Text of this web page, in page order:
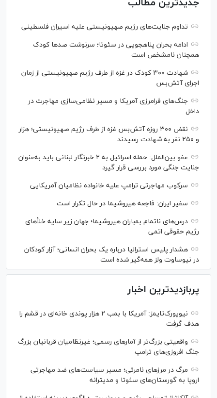
جدیدترین مطالب
تداوم جنایت‌های رژیم صهیونیستی علیه اسیران فلسطینی
ادامه بحران پناهجویی در سئوتا؛ سرنوشت صدها کودک
همچنان نامشخص است
شهادت ۳۰۰ کودک در غزه از طرف رژیم صهیونیستی از زمان
اجرای آتش‌بس
جنگ‌های فرامرزی آمریکا و مسیر نظامی‌سازی مهاجرت در
داخل
نقض ۳۰۰ روزه آتش‌بس غزه از طرف رژیم صهیونیستی؛ هزار
و ۲۵۰ نفر به شهادت رسیدند
عفو بین‌الملل: حمله اسرائیل به ۲ خبرنگار لبنانی باید به‌عنوان
جنایت جنگی مورد بررسی قرار گیرد
سرکوب مهاجرتی ترامپ علیه خانواده نظامیان آمریکایی
سفیر ایران: فاجعه هیروشیما در حال تکرار است
درس‌های ناتمام بمباران هیروشیما؛ جهان زیر سایه خلأ‌های
رژیم حقوقی اتمی
هشدار پلیس استرالیا درباره یک بحران انسانی؛ آزار کودکان
در نیوساوت ولز همه‌گیر شده است
پربازدیدترین اخبار
نیویورک‌تایمز: آمریکا با بمب ۲ هزار پوندی خانه‌ای در قشم را
هدف گرفت
واقعیتی بزرگ‌تر از آمار‌های رسمی؛ غیرنظامیان قربانیان بزرگ
جنگ افروزی‌های ترامپ
مرگ در مرز‌های نامرئی؛ مسیر سیاست‌های ضد مهاجرتی
اروپا به گورستان‌های سئوتا و مدیترانه